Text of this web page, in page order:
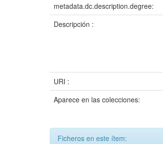
metadata.dc.description.degree:
Descripción :
URI :
Aparece en las colecciones:
Ficheros en este ítem: